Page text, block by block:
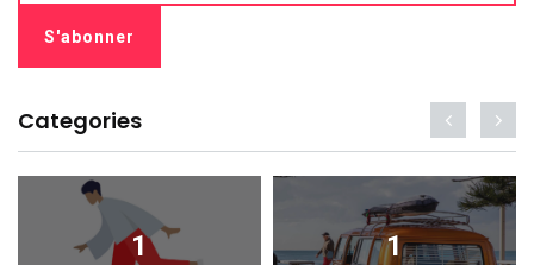
Categories
1 1